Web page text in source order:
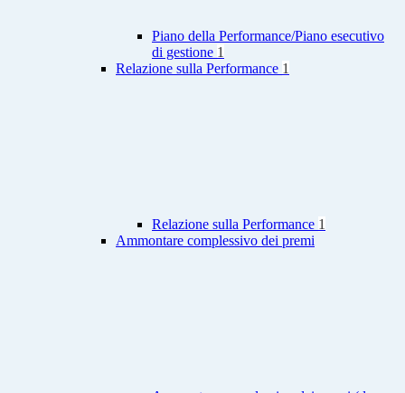
Piano della Performance/Piano esecutivo
di gestione 1
Relazione sulla Performance 1
Relazione sulla Performance 1
Ammontare complessivo dei premi